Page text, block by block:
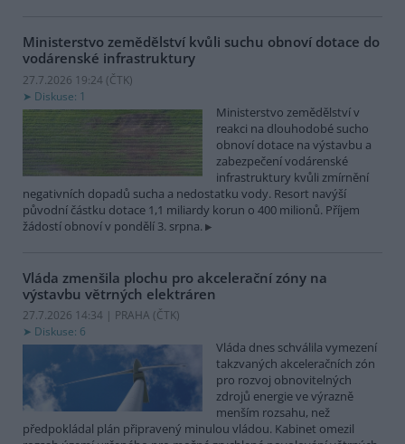
Ministerstvo zemědělství kvůli suchu obnoví dotace do
vodárenské infrastruktury
27.7.2026 19:24 (ČTK)
Diskuse: 1
Ministerstvo zemědělství v
reakci na dlouhodobé sucho
obnoví dotace na výstavbu a
zabezpečení vodárenské
infrastruktury kvůli zmírnění
negativních dopadů sucha a nedostatku vody. Resort navýší
původní částku dotace 1,1 miliardy korun o 400 milionů. Příjem
žádostí obnoví v pondělí 3. srpna.
Vláda zmenšila plochu pro akcelerační zóny na
výstavbu větrných elektráren
27.7.2026 14:34 | PRAHA (ČTK)
Diskuse: 6
Vláda dnes schválila vymezení
takzvaných akceleračních zón
pro rozvoj obnovitelných
zdrojů energie ve výrazně
menším rozsahu, než
předpokládal plán připravený minulou vládou. Kabinet omezil